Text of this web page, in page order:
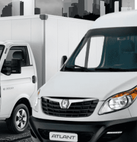
лонжеронного типа,
ESC и ассистент